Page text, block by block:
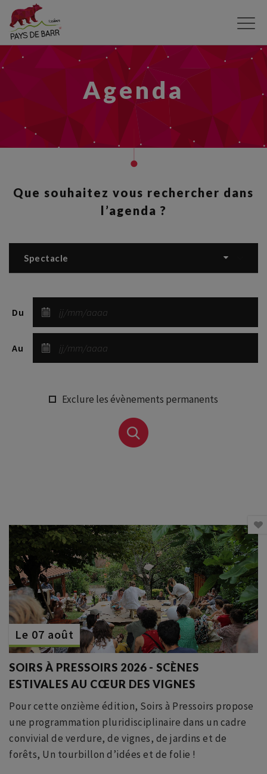
principal
Agenda
Que souhaitez vous rechercher dans
l’agenda ?
Spectacle
Du
Au
Exclure les évènements permanents
Le 07 août
SOIRS À PRESSOIRS 2026 - SCÈNES
ESTIVALES AU CŒUR DES VIGNES
Pour cette onzième édition, Soirs à Pressoirs propose
une programmation pluridisciplinaire dans un cadre
convivial de verdure, de vignes, de jardins et de
forêts, Un tourbillon d’idées et de folie !